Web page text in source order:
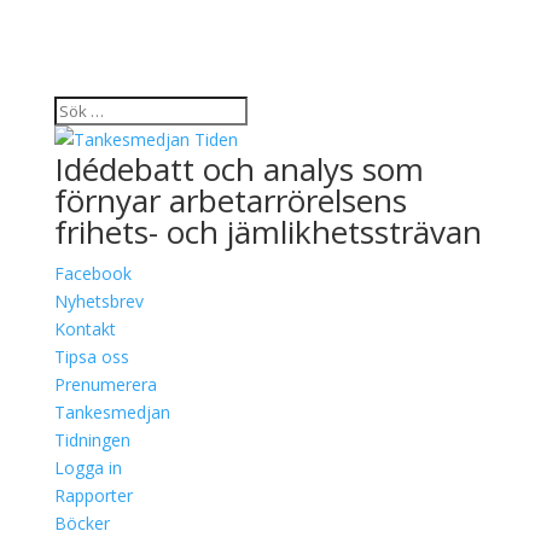
Idédebatt och analys som
förnyar arbetarrörelsens
frihets- och jämlikhetssträvan
Facebook
Nyhetsbrev
Kontakt
Tipsa oss
Prenumerera
Tankesmedjan
Tidningen
Logga in
Rapporter
Böcker